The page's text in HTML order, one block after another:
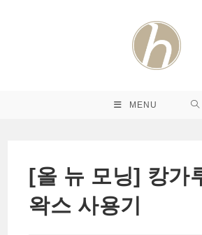
MENU
[올 뉴 모닝] 캉가
왁스 사용기